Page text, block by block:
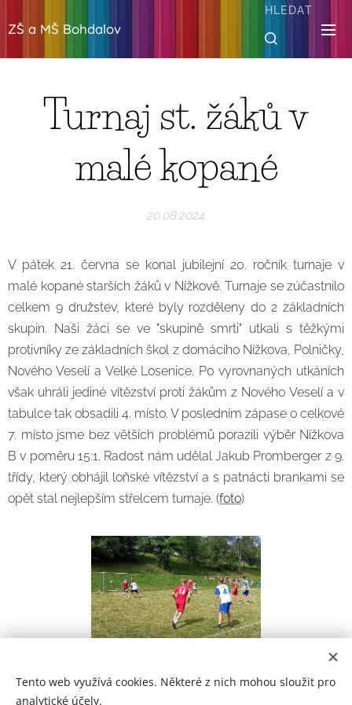
ZŠ a MŠ Bohdalov
HLEDAT
Turnaj st. žáků v
malé kopané
20.08.2024
V pátek 21. června se konal jubilejní 20. ročník turnaje v
malé kopané starších žáků v Nížkově. Turnaje se zúčastnilo
celkem 9 družstev, které byly rozděleny do 2 základních
skupin. Naši žáci se ve "skupině smrti" utkali s těžkými
protivníky ze základních škol z domácího Nížkova, Polničky,
Nového Veselí a Velké Losenice. Po vyrovnaných utkáních
však uhráli jediné vítězství proti žákům z Nového Veselí a v
tabulce tak obsadili 4. místo. V posledním zápase o celkové
7. místo jsme bez větších problémů porazili výběr Nížkova
B v poměru 15:1. Radost nám udělal Jakub Promberger z 9.
třídy, který obhájil loňské vítězství a s patnácti brankami se
opět stal nejlepším střelcem turnaje. (foto)
Tento web využívá cookies. Některé z nich mohou sloužit pro
analytické účely.